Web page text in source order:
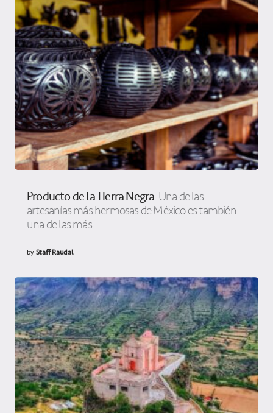
Producto de la Tierra Negra Una de las
artesanías más hermosas de México es también
una de las más
byStaff Raudal